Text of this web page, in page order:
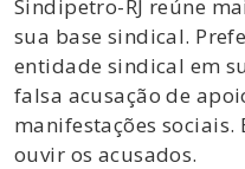
Sindipetro-RJ reúne
sua base sindical.
entidade sindical em
falsa acusação de
manifestações sociais.
ouvir os acusados.